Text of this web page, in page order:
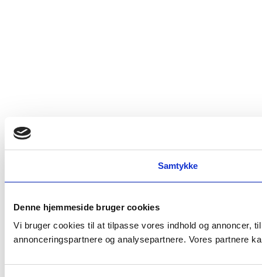
Samtykke
Denne hjemmeside bruger cookies
Vi bruger cookies til at tilpasse vores indhold og annoncer,
annonceringspartnere og analysepartnere. Vores partnere